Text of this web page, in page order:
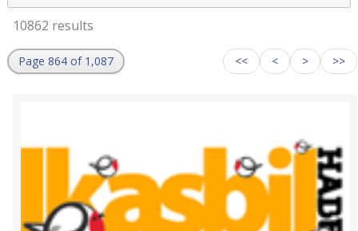
10862 results
Page 864 of 1,087 << < > >>